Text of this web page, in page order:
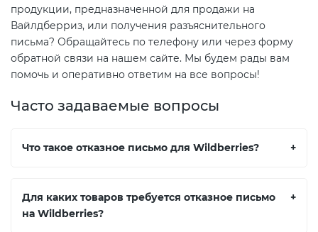
продукции, предназначенной для продажи на
Вайлдберриз, или получения разъяснительного
письма? Обращайтесь по телефону или через форму
обратной связи на нашем сайте. Мы будем рады вам
помочь и оперативно ответим на все вопросы!
Часто задаваемые вопросы
Что такое отказное письмо для Wildberries? +
Для каких товаров требуется отказное письмо
на Wildberries?
+